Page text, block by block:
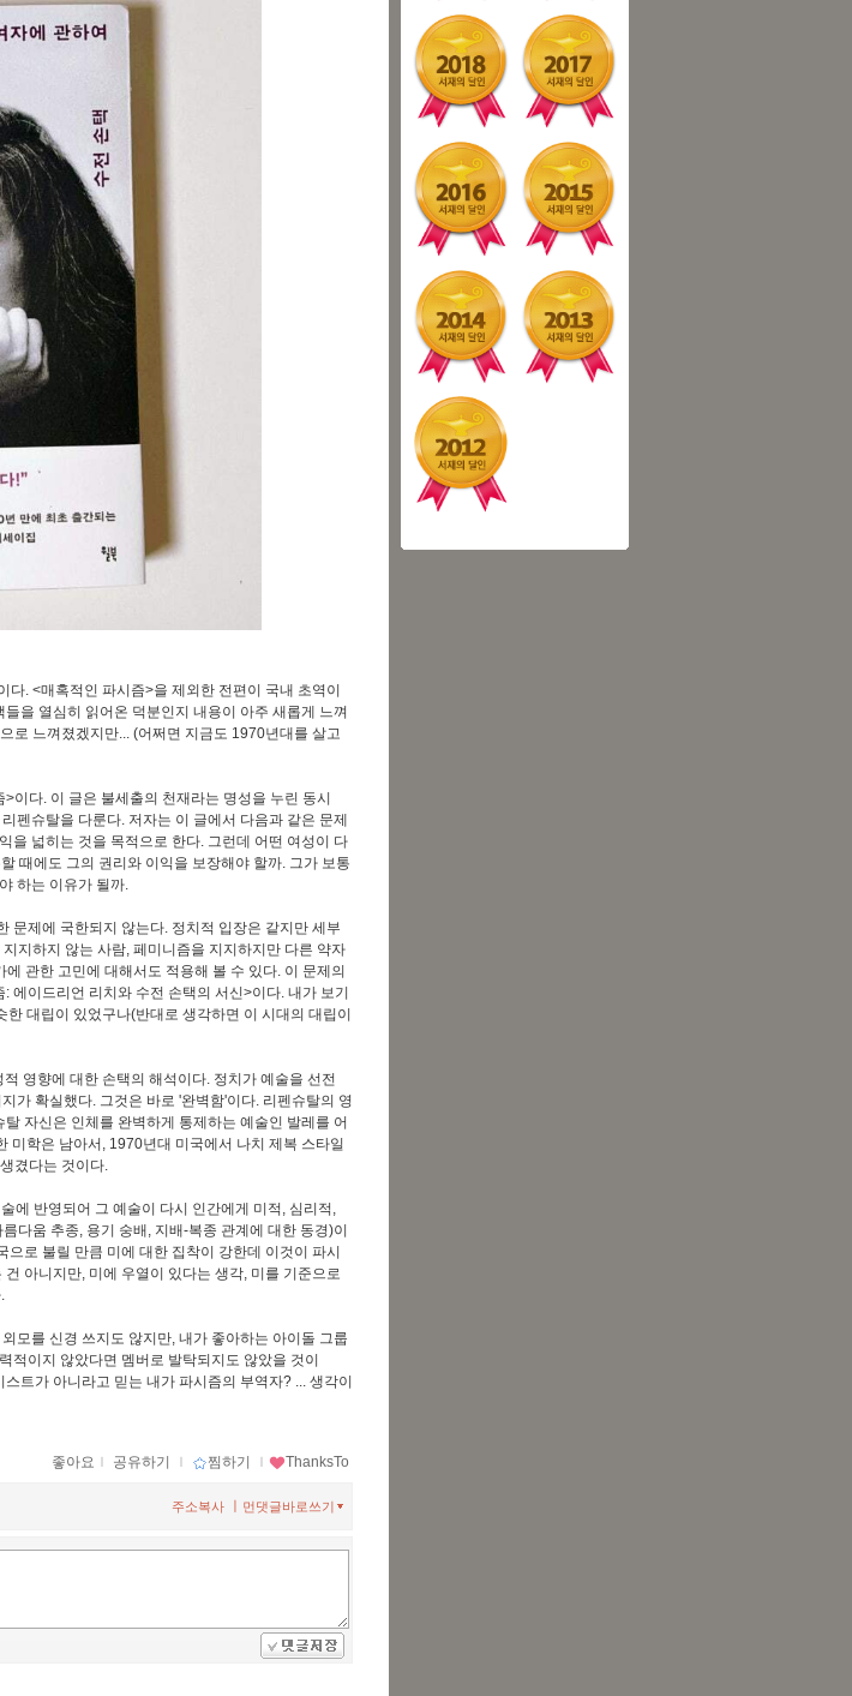
다. <매혹적인 파시즘>을 제외한 전편이 국내 초역이
을 열심히 읽어온 덕분인지 내용이 아주 새롭게 느껴
로 느껴졌겠지만... (어쩌면 지금도 1970년대를 살고
이다. 이 글은 불세출의 천재라는 명성을 누린 동시
펜슈탈을 다룬다. 저자는 이 글에서 다음과 같은 문제
을 넓히는 것을 목적으로 한다. 그런데 어떤 여성이 다
때에도 그의 권리와 이익을 보장해야 할까. 그가 보통
하는 이유가 될까.
문제에 국한되지 않는다. 정치적 입장은 같지만 세부
지하지 않는 사람, 페미니즘을 지지하지만 다른 약자
에 관한 고민에 대해서도 적용해 볼 수 있다. 이 문제의
이드리언 리치와 수전 손택의 서신>이다. 내가 보기
한 대립이 있었구나(반대로 생각하면 이 시대의 대립이
영향에 대한 손택의 해석이다. 정치가 예술을 선전
가 확실했다. 그것은 바로 '완벽함'이다. 리펜슈탈의 영
탈 자신은 인체를 완벽하게 통제하는 예술인 발레를 어
미학은 남아서, 1970년대 미국에서 나치 제복 스타일
겼다는 것이다.
에 반영되어 그 예술이 다시 인간에게 미적, 심리적,
름다움 추종, 용기 숭배, 지배-복종 관계에 대한 동경)이
으로 불릴 만큼 미에 대한 집착이 강한데 이것이 파시
아니지만, 미에 우열이 있다는 생각, 미를 기준으로
모를 신경 쓰지도 않지만, 내가 좋아하는 아이돌 그룹
적이지 않았다면 멤버로 발탁되지도 않았을 것이
트가 아니라고 믿는 내가 파시즘의 부역자? ... 생각이
좋아요 ｌ 공유하기 ｌ 찜하기 ｌ ThanksTo
먼댓글바로쓰기
주소복사